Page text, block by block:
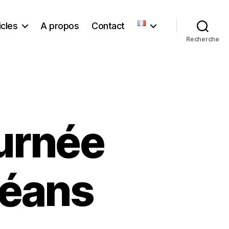
A propos Contact
Recherche